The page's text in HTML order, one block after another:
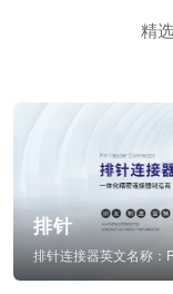
精
排针